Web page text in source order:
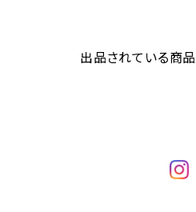
出品されている商品